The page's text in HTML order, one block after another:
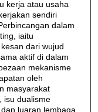
kerja atau usaha
sendiri
dalam
iaitu
dari wujud
aktif di dalam
mekanisme
oleh
masyarakat
isu dualisme
luaran lembaga